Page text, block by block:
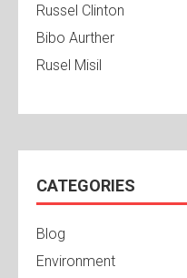
Russel Clinton
Bibo Aurther
Rusel Misil
CATEGORIES
Blog
Environment